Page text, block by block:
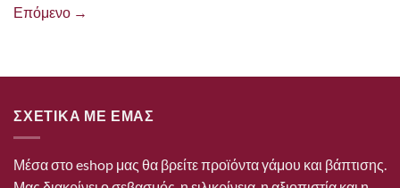
Επόμενο →
ΣΧΕΤΙΚΑ ΜΕ ΕΜΑΣ
Μέσα στο eshop μας θα βρείτε προϊόντα γάμου και βάπτισης.